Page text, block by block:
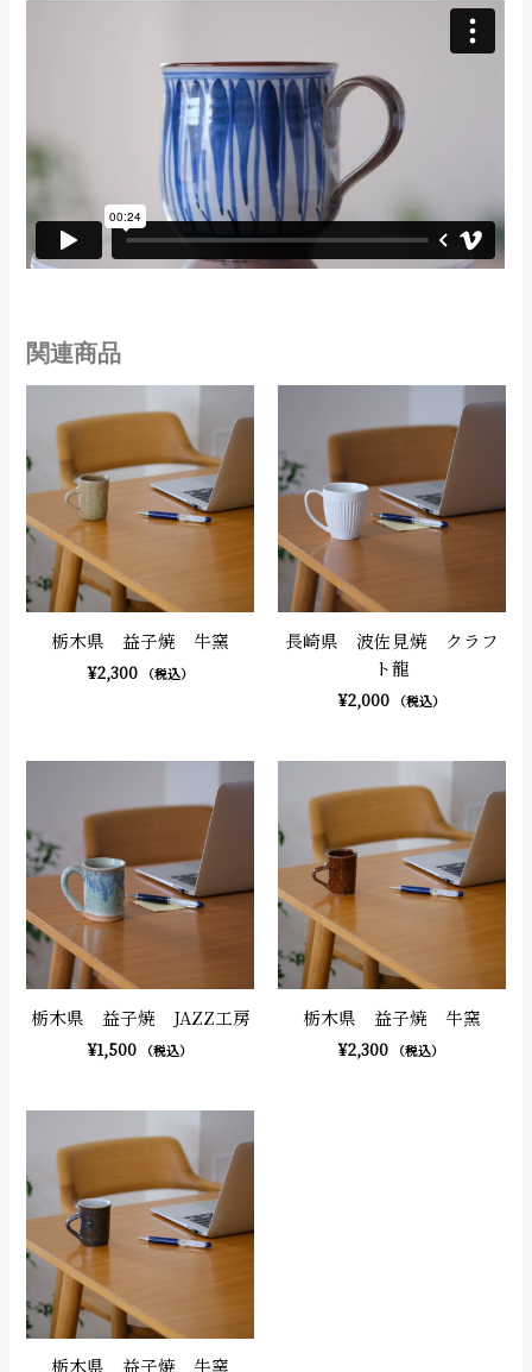
関連商品
栃木県 益子焼 牛窯
¥2,300 （税込）
長崎県 波佐見焼 クラフ
ト龍
¥2,000 （税込）
栃木県 益子焼 JAZZ工房
¥1,500 （税込）
栃木県 益子焼 牛窯
¥2,300 （税込）
栃木県 益子焼 牛窯